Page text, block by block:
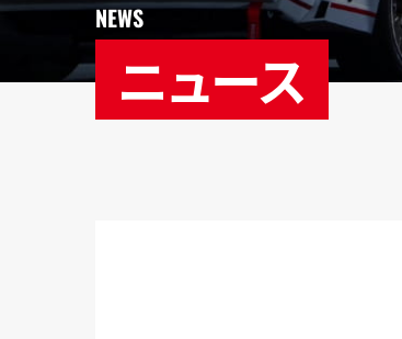
NEWS
ニュース